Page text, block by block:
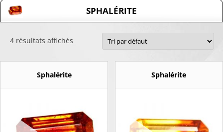
SPHALÉRITE
4 résultats affichés
Sphalérite Sphalérite